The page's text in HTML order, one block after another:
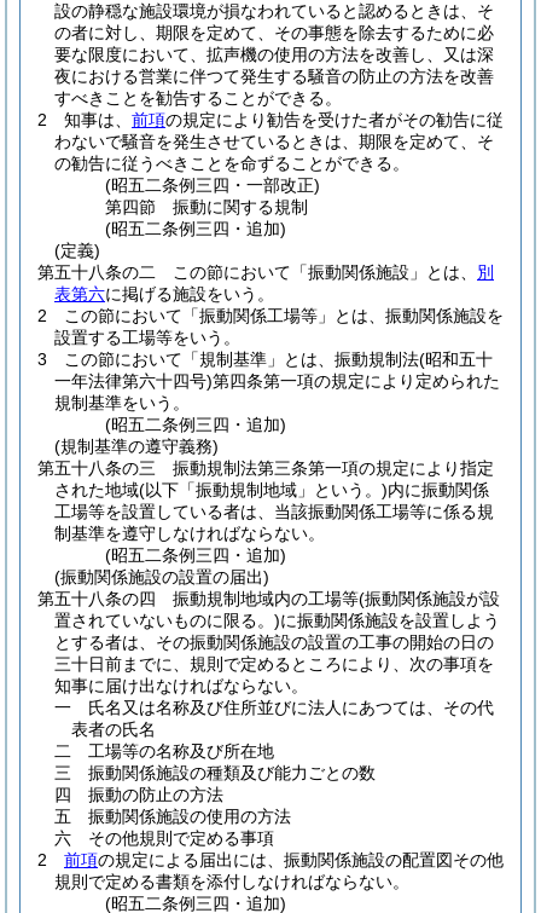
設の静穏な施設環境が損なわれていると認めるときは、そ
の者に対し、期限を定めて、その事態を除去するために必
要な限度において、拡声機の使用の方法を改善し、又は深
夜における営業に伴つて発生する騒音の防止の方法を改善
すべきことを勧告することができる。
2
知事は、 前項の規定により勧告を受けた者がその勧告に従
わないで騒音を発生させているときは、期限を定めて、そ
の勧告に従うべきことを命ずることができる。
(昭五二条例三四・一部改正)
第四節
振動に関する規制
(昭五二条例三四・追加)
(定義)
第五十八条の二
この節において「振動関係施設」とは、 別
表第六に掲げる施設をいう。
2
この節において「振動関係工場等」とは、振動関係施設を
設置する工場等をいう。
3
この節において「規制基準」とは、振動規制法(昭和五十
一年法律第六十四号)第四条第一項の規定により定められた
規制基準をいう。
(昭五二条例三四・追加)
(規制基準の遵守義務)
第五十八条の三
振動規制法第三条第一項の規定により指定
された地域(以下「振動規制地域」という。)内に振動関係
工場等を設置している者は、当該振動関係工場等に係る規
制基準を遵守しなければならない。
(昭五二条例三四・追加)
(振動関係施設の設置の届出)
第五十八条の四
振動規制地域内の工場等(振動関係施設が設
置されていないものに限る。)に振動関係施設を設置しよう
とする者は、その振動関係施設の設置の工事の開始の日の
三十日前までに、規則で定めるところにより、次の事項を
知事に届け出なければならない。
一
氏名又は名称及び住所並びに法人にあつては、その代
表者の氏名
二
工場等の名称及び所在地
三
振動関係施設の種類及び能力ごとの数
四
振動の防止の方法
五
振動関係施設の使用の方法
六
その他規則で定める事項
2
前項の規定による届出には、振動関係施設の配置図その他
規則で定める書類を添付しなければならない。
(昭五二条例三四・追加)